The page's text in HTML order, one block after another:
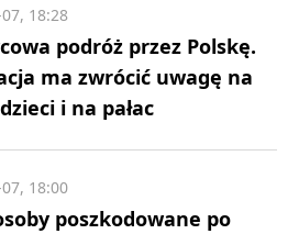
podróż przez Polskę.
ma zwrócić uwagę na
i na pałac
18:28
poszkodowane po
18:00